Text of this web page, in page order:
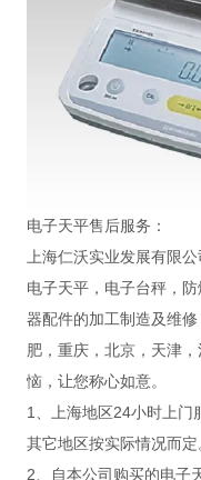
电子天平售后服务：
上海仁沃实业发展有限
电子天平，电子台秤，
器配件的加工制造及维
肥，重庆，北京，天津
恼，让您称心如意。
1、上海地区24小时上门
其它地区按实际情况而定
2、自本公司购买的电子